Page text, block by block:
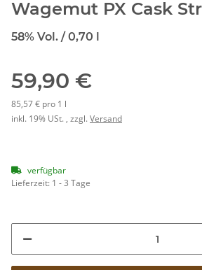
Wagemut PX Cask
58% Vol. / 0,70 l
59,90 €
85,57 € pro 1 l
inkl. 19% USt. , zzgl.Versand
verfügbar
Lieferzeit: 1 - 3 Tage